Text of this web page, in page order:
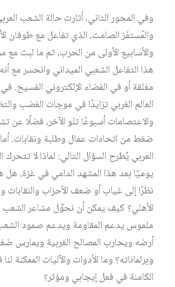
وفي المحور الثاني، أثارت حالة الشعب
والمُستفَز الصامت، الذي تفاعل مع طوفان
والأسابيع الأولى من الحرب، ثم ما لبث مع
هذا التفاعل الشعبي الميداني وانحسر مع
مغلقة أو في الفضاء الإلكتروني
العالم الغربي تزايدًا في موجات الغضب
والاعتصامات أسبوعًا تلو الآخر، فضلًا
ضغط من اتحادات عمال وطلبة ونقابات.
العربي يُطرح السؤال التالي: لماذا لا تتحرك
يوميًا بعد هذا المشهد الدامي في غزة،
نظرًا إلى غياب أو ضعف الأحزاب
الأهلي؟ كيف يمكن أن نحوِّل مشاعر الشعب
ملموس يدعم المقاومة ويدعم صمود
أرضه ويحارب المصالح الغربية ويمارس
وبرلماناته؟ وما الأدوات والآليات الممكنة
الكامنة في فعل إيجابي ومؤثر؟